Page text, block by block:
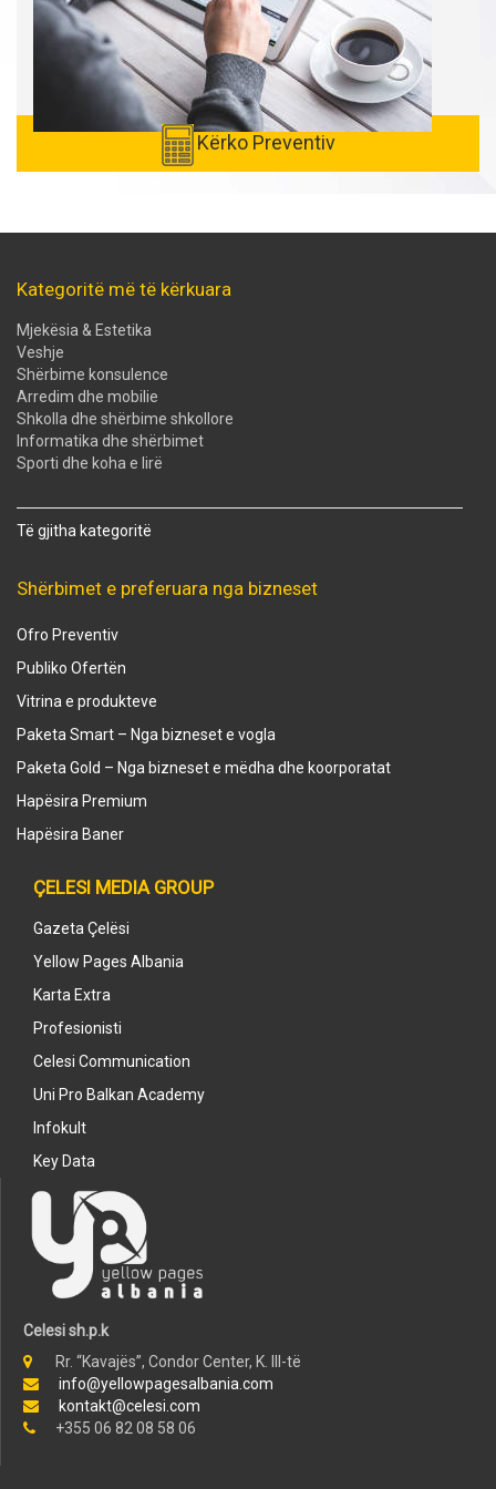
Kërko Preventiv
Kategoritë më të kërkuara
Mjekësia & Estetika
Veshje
Shërbime konsulence
Arredim dhe mobilie
Shkolla dhe shërbime shkollore
Informatika dhe shërbimet
Sporti dhe koha e lirë
Të gjitha kategoritë
Shërbimet e preferuara nga bizneset
Ofro Preventiv
Publiko Ofertën
Vitrina e produkteve
Paketa Smart – Nga bizneset e vogla
Paketa Gold – Nga bizneset e mëdha dhe koorporatat
Hapësira Premium
Hapësira Baner
ÇELESI MEDIA GROUP
Gazeta Çelësi
Yellow Pages Albania
Karta Extra
Profesionisti
Celesi Communication
Uni Pro Balkan Academy
Infokult
Key Data
Celesi sh.p.k
Rr. “Kavajës”, Condor Center, K. III-të
info@yellowpagesalbania.com
kontakt@celesi.com
+355 06 82 08 58 06